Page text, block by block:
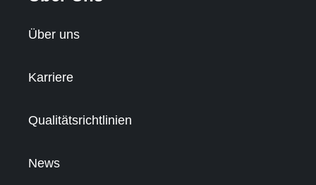
Über uns
Karriere
Qualitätsrichtlinien
News